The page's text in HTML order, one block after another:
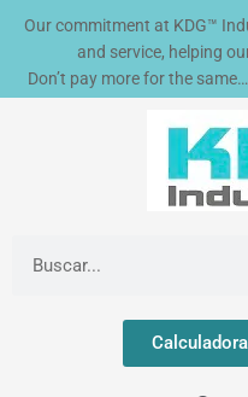
Our commitment at KDG™
and service, helping
Don’t pay more for the